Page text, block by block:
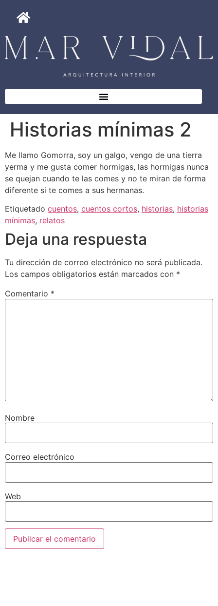
Historias mínimas 2
Me llamo Gomorra, soy un galgo, vengo de una tierra
yerma y me gusta comer hormigas, las hormigas nunca
se quejan cuando te las comes y no te miran de forma
diferente si te comes a sus hermanas.
Etiquetado cuentos, cuentos cortos, historias, historias
mínimas, relatos
Deja una respuesta
Tu dirección de correo electrónico no será publicada.
Los campos obligatorios están marcados con *
Comentario *
Nombre
Correo electrónico
Web